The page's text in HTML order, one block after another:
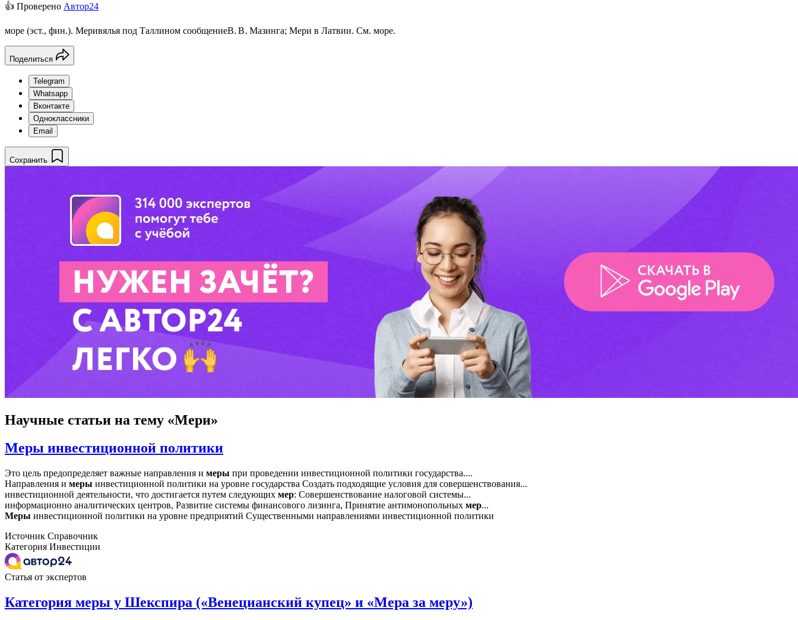
👍 Проверено Автор24
море (эст., фин.). Меривялья под Таллином сообщениеВ В Мазинга
сообщениеВ.В.Мазинга ; Мери в Латвии. См. море.
Поделиться
Telegram
Whatsapp
Вконтакте
Одноклассники
Email
Сохранить
Научные статьи на тему «Мери»
Меры инвестиционной политики
Это цель предопределяет важные направления и меры при проведении инвестиционной политики государства....
Направления и меры инвестиционной политики на уровне государства Создать подходящие условия для совершенствования...
инвестиционной деятельности, что достигается путем следующих мер: Совершенствование налоговой системы...
информационно аналитических центров, Развитие системы финансового лизинга, Принятие антимонопольных мер...
Меры инвестиционной политики на уровне предприятий Существенными направлениями инвестиционной политики
Источник Справочник
Категория Инвестиции
Статья от экспертов
Категория меры у Шекспира («Венецианский купец» и «Мера за меру»)